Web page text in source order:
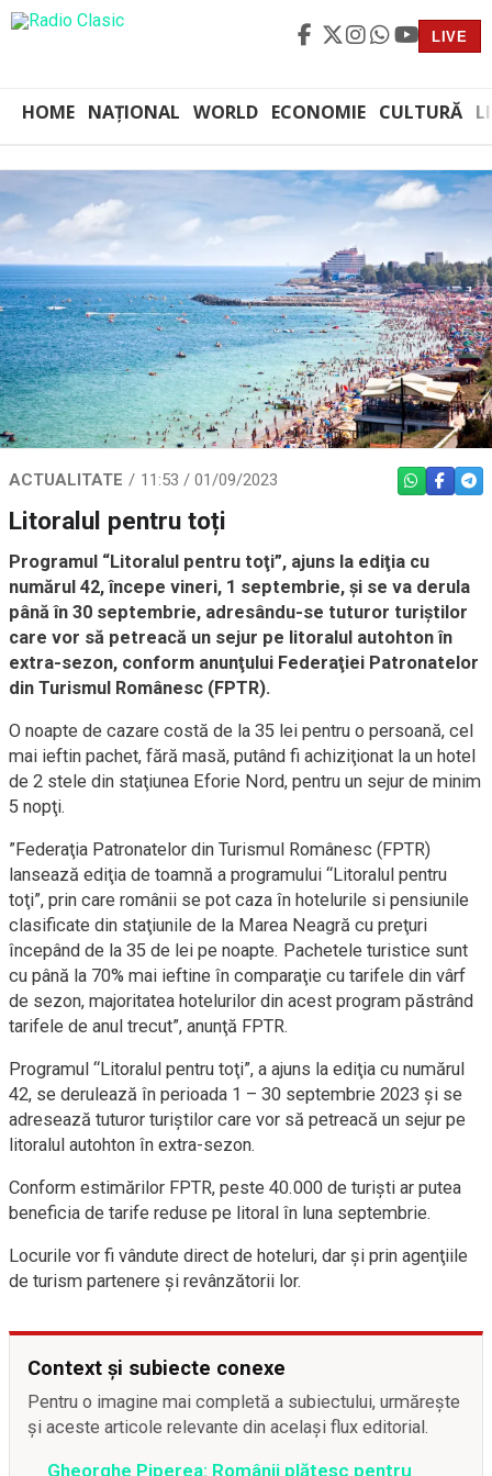
LIVE
HOME NAȚIONAL WORLD ECONOMIE CULTURĂ
ACTUALITATE 11:53 / 01/09/2023 WHATSAPP
Litoralul pentru toți
Programul “Litoralul pentru toţi”, ajuns la ediţia cu
numărul 42, începe vineri, 1 septembrie, şi se va derula
până în 30 septembrie, adresându-se tuturor turiştilor
care vor să petreacă un sejur pe litoralul autohton în
extra-sezon, conform anunţului Federaţiei Patronatelor
din Turismul Românesc (FPTR).
O noapte de cazare costă de la 35 lei pentru o persoană, cel
mai ieftin pachet, fără masă, putând fi achiziţionat la un hotel
de 2 stele din staţiunea Eforie Nord, pentru un sejur de minim
5 nopţi.
”Federaţia Patronatelor din Turismul Românesc (FPTR)
lansează ediţia de toamnă a programului “Litoralul pentru
toţi”, prin care românii se pot caza în hotelurile si pensiunile
clasificate din staţiunile de la Marea Neagră cu preţuri
începând de la 35 de lei pe noapte. Pachetele turistice sunt
cu până la 70% mai ieftine în comparaţie cu tarifele din vârf
de sezon, majoritatea hotelurilor din acest program păstrând
tarifele de anul trecut”, anunţă FPTR.
Programul “Litoralul pentru toţi”, a ajuns la ediţia cu numărul
42, se derulează în perioada 1 – 30 septembrie 2023 şi se
adresează tuturor turiştilor care vor să petreacă un sejur pe
litoralul autohton în extra-sezon.
Conform estimărilor FPTR, peste 40.000 de turişti ar putea
beneficia de tarife reduse pe litoral în luna septembrie.
Locurile vor fi vândute direct de hoteluri, dar şi prin agenţiile
de turism partenere şi revânzătorii lor.
Context și subiecte conexe
Pentru o imagine mai completă a subiectului, urmărește
și aceste articole relevante din același flux editorial.
Gheorghe Piperea: Românii plătesc pentru